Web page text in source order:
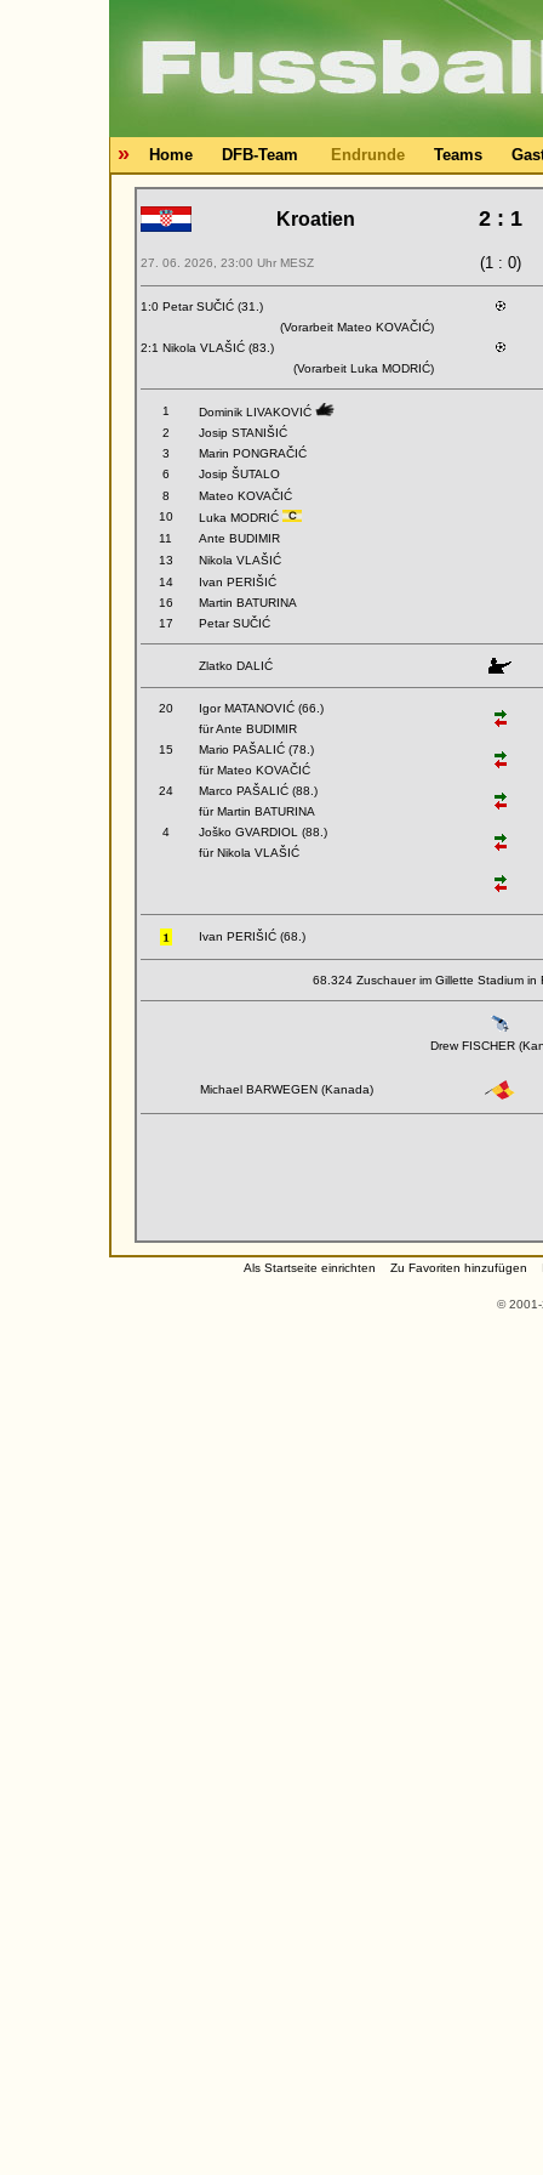
» Home DFB-Team Endrunde Teams
Kroatien 2 : 1
27. 06. 2026, 23:00 Uhr MESZ (1 : 0)
1:0 Petar SUČIĆ (31.)
(Vorarbeit Mateo KOVAČIĆ)
2:1 Nikola VLAŠIĆ (83.)
(Vorarbeit Luka MODRIĆ)
1
Dominik LIVAKOVIĆ
2
Josip STANIŠIĆ
3
Marin PONGRAČIĆ
6
Josip ŠUTALO
8
Mateo KOVAČIĆ
10
Luka MODRIĆ
11
Ante BUDIMIR
13
Nikola VLAŠIĆ
14
Ivan PERIŠIĆ
16
Martin BATURINA
17
Petar SUČIĆ
Zlatko DALIĆ
20
Igor MATANOVIĆ (66.)
für Ante BUDIMIR
15
Mario PAŠALIĆ (78.)
für Mateo KOVAČIĆ
24
Marco PAŠALIĆ (88.)
für Martin BATURINA
4
Joško GVARDIOL (88.)
für Nikola VLAŠIĆ
Ivan PERIŠIĆ (68.)
68.324 Zuschauer im Gillette Stadium in
Drew FISCHER
Michael BARWEGEN (Kanada)
Als Startseite einrichten Zu Favoriten hinzufügen
©